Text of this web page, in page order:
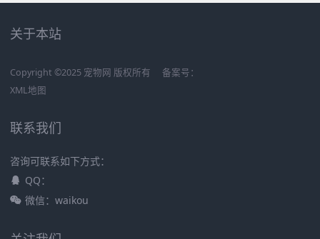
关于本站
Copyright ©2025 宠物网 版权所有
备案号：
XML地图
联系我们
咨询可联系如下方式：
QQ：
微信：waikou